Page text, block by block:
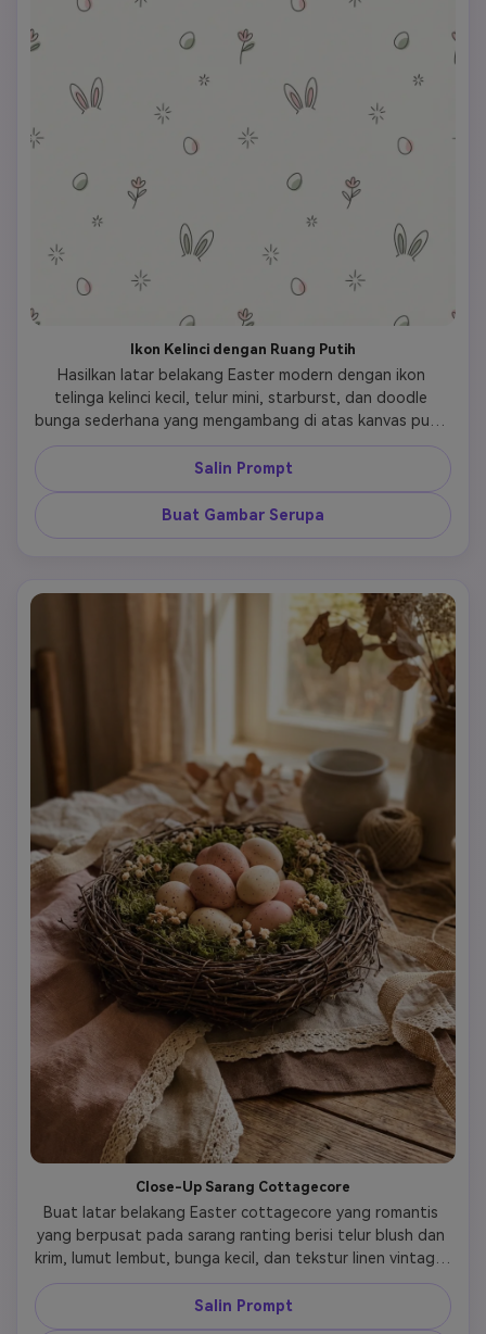
Ikon Kelinci dengan Ruang Putih
Hasilkan latar belakang Easter modern dengan ikon
telinga kelinci kecil, telur mini, starburst, dan doodle
bunga sederhana yang mengambang di atas kanvas putih
gading yang cerah. Pertahankan gaya ultra-bersih dan
ringan, menggunakan garis arang tipis dan aksen pastel
kecil berwarna pink dan sage. Tata letak harus
mengutamakan ruang putih dan ritme, membuat desain
terlihat elegan daripada kekanak-kanakan. Bidik wallpaper
berkinerja tinggi.
Salin Prompt
Buat Gambar Serupa
Close-Up Sarang Cottagecore
Buat latar belakang Easter cottagecore yang romantis
yang berpusat pada sarang ranting berisi telur blush dan
krim, lumut lembut, bunga kecil, dan tekstur linen vintage.
Gunakan cahaya siang yang hangat, depth of field yang
dangkal, dan detail alami yang kaya untuk menekankan
pesona buatan tangan. Palet harus tetap redup dan
Salin Prompt